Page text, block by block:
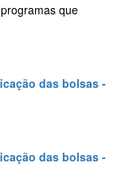
que
das bolsas -
das bolsas -